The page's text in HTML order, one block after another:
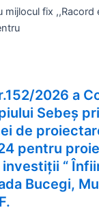
mijlocul fix ,,Racord
2026 a
Sebeș
de
pentru
“
Bucegi,